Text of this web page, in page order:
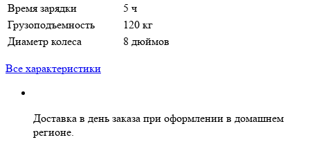
Время зарядки
5 ч
Грузоподъемность
120 кг
Диаметр колеса
8 дюймов
Все характеристики
Доставка в день заказа при оформлении в домашнем
регионе.